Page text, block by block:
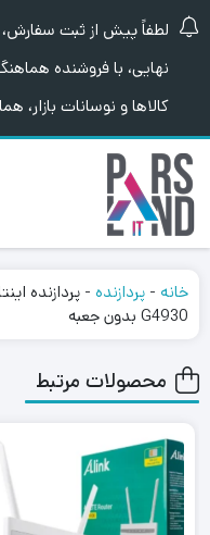
لطفاً پیش از ثبت
نهایی، با فروشنده
کالاها و نوسانات
خانه - پردازنده -
G4930 بدون جعبه
محصولات مرتبط